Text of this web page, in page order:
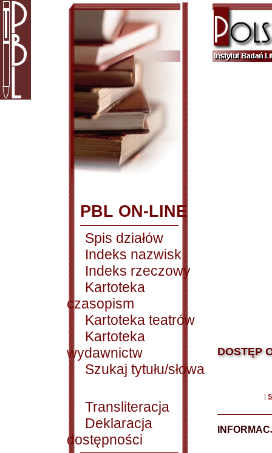
PBL ON-LINE
Spis działów
Indeks nazwisk
Indeks rzeczowy
Kartoteka
czasopism
Kartoteka teatrów
Kartoteka
wydawnictw
Szukaj tytułu/słowa
Transliteracja
Deklaracja
dostępności
DOSTĘP
|